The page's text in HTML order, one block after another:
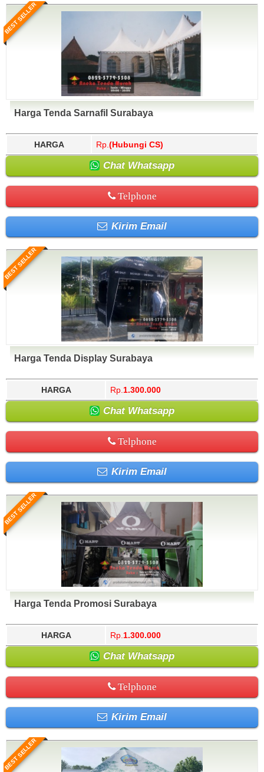
BEST SELLER
Harga Tenda Sarnafil Surabaya
HARGA Rp. (Hubungi CS)
Chat Whatsapp
Telphone
Kirim Email
BEST SELLER
Harga Tenda Display Surabaya
HARGA Rp. 1.300.000
Chat Whatsapp
Telphone
Kirim Email
BEST SELLER
Harga Tenda Promosi Surabaya
HARGA Rp. 1.300.000
Chat Whatsapp
Telphone
Kirim Email
BEST SELLER